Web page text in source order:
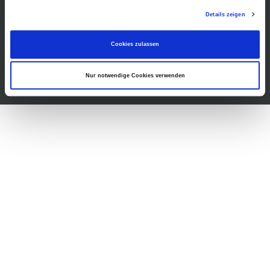
Details zeigen
Cookies zulassen
Nur notwendige Cookies verwenden
Presse